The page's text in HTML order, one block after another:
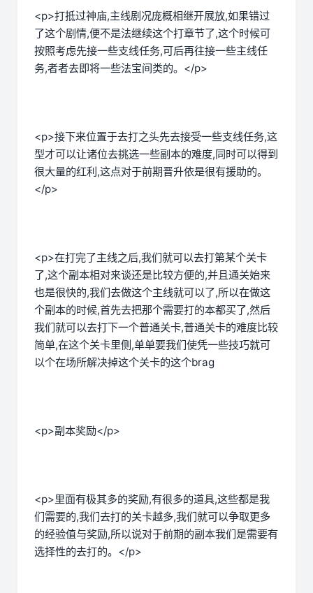
<p>打抵过神庙,主线剧况庞概相继开展放,如果错过
了这个剧情,便不是法继续这个打章节了,这个时候可
按照考虑先接一些支线任务,可后再往接一些主线任
务,者者去即将一些法宝间类的。</p>
<p>接下来位置于去打之头先去接受一些支线任务,这
型才可以让诸位去挑选一些副本的难度,同时可以得到
很大量的红利,这点对于前期晋升依是很有援助的。
</p>
<p>在打完了主线之后,我们就可以去打第某个关卡
了,这个副本相对来谈还是比较方便的,并且通关始来
也是很快的,我们去做这个主线就可以了,所以在做这
个副本的时候,首先去把那个需要打的本都买了,然后
我们就可以去打下一个普通关卡,普通关卡的难度比较
简单,在这个关卡里侧,单单要我们使凭一些技巧就可
以个在场所解决掉这个关卡的这个brag
<p>副本奖励</p>
<p>里面有极其多的奖励,有很多的道具,这些都是我
们需要的,我们去打的关卡越多,我们就可以争取更多
的经验值与奖励,所以说对于前期的副本我们是需要有
选择性的去打的。</p>